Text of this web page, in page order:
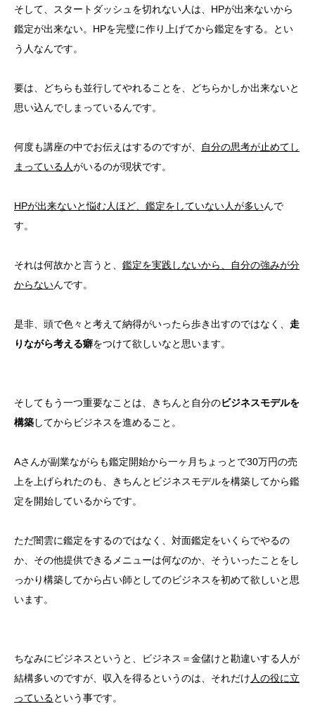
そして、スタートダッシュを切れない人は、HPが出来ないから
鑑定が出来ない。HPを完璧に作り上げてから鑑定をする。とい
う人なんです。
要は、どちらも並行してやれることを、どちらかしか出来ないと
思い込んでしまっているんです。
何度も講座の中でお伝えはするのですが、
自分の思考が止めてし
まっている人がいるのが現状です。
HPが出来ないと悩む人ほど、鑑定をしていない人が多いんで
す。
それは何故かと言うと、 鑑定を実践しないから、自分の強みが分
からないんです。
是非、頭で色々と考えて納得がいったら歩き出すのではなく、 走
りながら考える癖をつけて欲しいなと思います。
そしてもう一つ重要なことは、きちんと自分のビジネスモデルを
構築してからビジネスを進めること。
Aさんが副業ながらも鑑定開始から一ヶ月ちょっとで30万円の売
上を上げられたのも、きちんとビジネスモデルを構築してから鑑
定を開始しているからです。
ただ闇雲に鑑定をするのではなく、対面鑑定をいくらでやるの
か、その他提供できるメニューは何なのか、そういったことをし
っかり構築してから占い師としてのビジネスを初めて欲しいと思
います。
ちなみにビジネスというと、ビジネス＝金儲けと勘違いする人が
結構多いのですが、収入を得るというのは、それだけ 人の役に立
っているという事です。